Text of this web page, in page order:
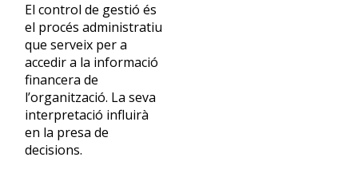
El control de gestió és
el procés administratiu
que serveix per a
accedir a la informació
financera de
l’organització. La seva
interpretació influirà
en la presa de
decisions.